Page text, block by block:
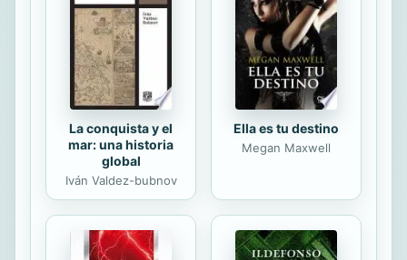
dejó y nos encontramos a la
pequeña Flora viviendo en la capital
con su tío y asistimos al
descubrimiento por parte de éste de
La conquista y el
mar: una historia
global
Iván Valdez-bubnov
Ella es tu destino
Megan Maxwell